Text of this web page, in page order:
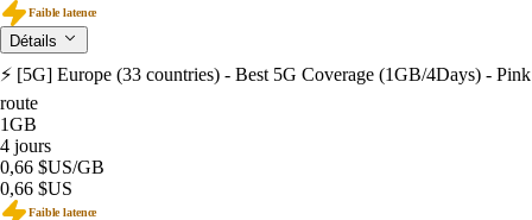
Faible latence
Détails
⚡️ [5G] Europe (33 countries) - Best 5G Coverage (1GB/4Days) - Pink
route
1GB
4 jours
0,66 $US/GB
0,66 $US
Faible latence